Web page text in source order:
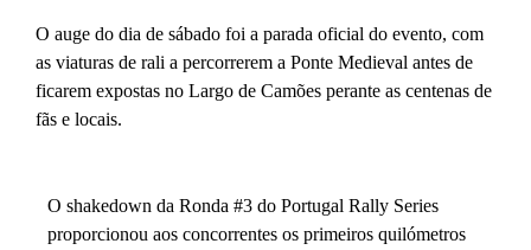
O auge do dia de sábado foi a parada oficial do evento, com
as viaturas de rali a percorrerem a Ponte Medieval antes de
ficarem expostas no Largo de Camões perante as centenas de
fãs e locais.
O shakedown da Ronda #3 do Portugal Rally Series
proporcionou aos concorrentes os primeiros quilómetros